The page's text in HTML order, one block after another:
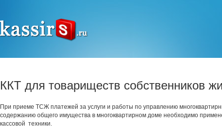
ККТ для товариществ собственников
При приеме ТСЖ платежей за услуги и работы по управлению
содержанию общего имущества в многоквартирном доме необходимо
кассовой техники.